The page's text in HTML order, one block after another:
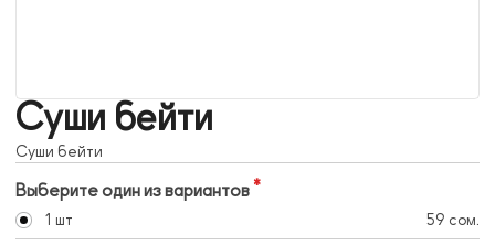
Суши бейти
Суши бейти
Выберите один из вариантов
1 шт 59 сом.